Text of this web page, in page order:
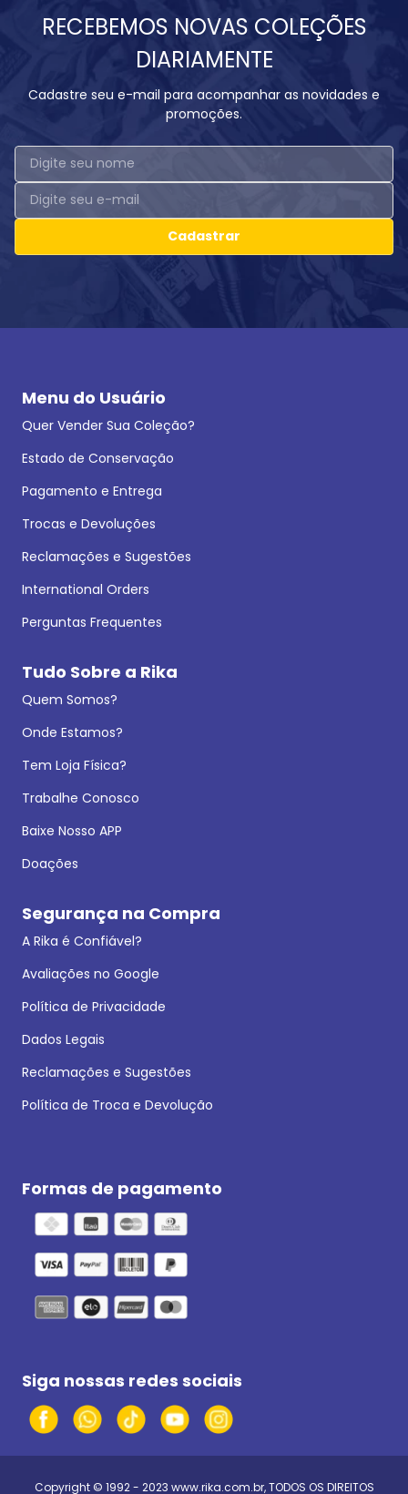
RECEBEMOS NOVAS COLEÇÕES
DIARIAMENTE
Cadastre seu e-mail para acompanhar as novidades e
promoções.
Cadastrar
Menu do Usuário
Quer Vender Sua Coleção?
Estado de Conservação
Pagamento e Entrega
Trocas e Devoluções
Reclamações e Sugestões
International Orders
Perguntas Frequentes
Tudo Sobre a Rika
Quem Somos?
Onde Estamos?
Tem Loja Física?
Trabalhe Conosco
Baixe Nosso APP
Doações
Segurança na Compra
A Rika é Confiável?
Avaliações no Google
Política de Privacidade
Dados Legais
Reclamações e Sugestões
Política de Troca e Devolução
Formas de pagamento
Siga nossas redes sociais
Copyright © 1992 - 2023 www.rika.com.br, TODOS OS DIREITOS